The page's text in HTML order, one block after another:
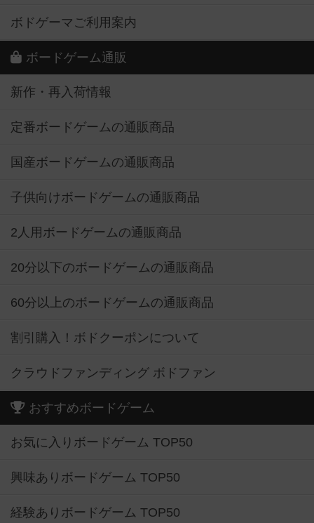
ボドゲーマご利用案内
ボードゲーム通販
新作・再入荷情報
定番ボードゲームの通販商品
国産ボードゲームの通販商品
子供向けボードゲームの通販商品
2人用ボードゲームの通販商品
20分以下のボードゲームの通販商品
60分以上のボードゲームの通販商品
割引購入！ボドクーポンについて
クラウドファンディング ボドファン
おすすめボードゲーム
お気に入りボードゲーム TOP50
興味ありボードゲーム TOP50
経験ありボードゲーム TOP50